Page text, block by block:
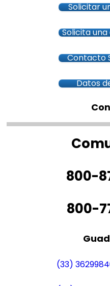
Solicitar
Solicita
Contacto
Datos
800-
800-
(33)